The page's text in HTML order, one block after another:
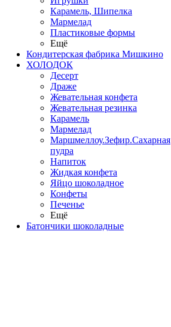
Карамель, Шипелка
Мармелад
Пластиковые формы
Ещё
Кондитерская фабрика Мишкино
ХОЛОДОК
Десерт
Драже
Жевательная конфета
Жевательная резинка
Карамель
Мармелад
Маршмеллоу.Зефир.Сахарная
пудра
Напиток
Жидкая конфета
Яйцо шоколадное
Конфеты
Печенье
Ещё
Батончики шоколадные